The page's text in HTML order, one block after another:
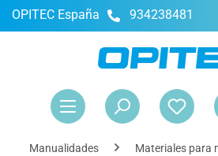
principal
OPITEC España 934238481
Manualidades Materiales para